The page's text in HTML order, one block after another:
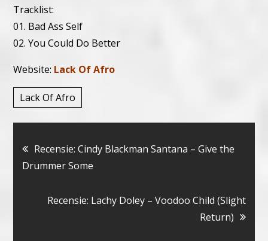
Tracklist:
01. Bad Ass Self
02. You Could Do Better
Website: Lack Of Afro
Lack Of Afro
Bericht
navigatie
Recensie: Cindy Blackman Santana – Give the
Drummer Some
Recensie: Lachy Doley – Voodoo Child (Slight
Return)